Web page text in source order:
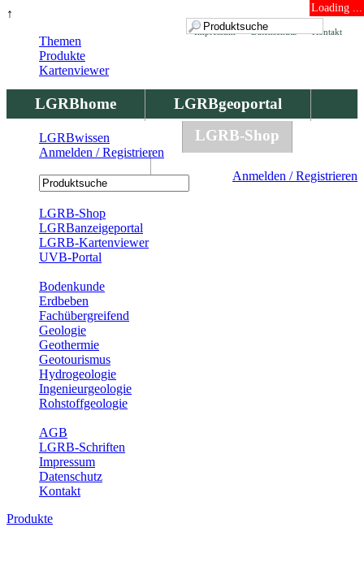
↑ Loading ...
Kontakt
Datenschutz
Impressum
LGRBhome
LGRBgeoportal
LGRBbohrungen
LGRB-Shop
Anmelden / Registrieren
Themen
Produkte
Kartenviewer
LGRBwissen
Anmelden / Registrieren
LGRB-Shop
LGRBanzeigeportal
LGRB-Kartenviewer
UVB-Portal
Bodenkunde
Erdbeben
Fachübergreifend
Geologie
Geothermie
Geotourismus
Hydrogeologie
Ingenieurgeologie
Rohstoffgeologie
AGB
LGRB-Schriften
Impressum
Datenschutz
Kontakt
Produkte